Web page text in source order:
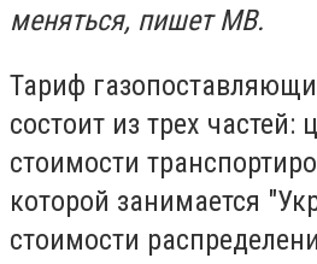
меняться, пишет МВ.
Тариф
состоит из трех частей:
стоимости
которой занимается
стоимости